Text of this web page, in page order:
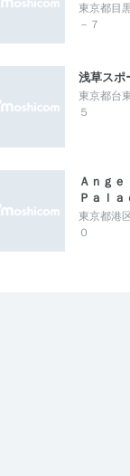
東京都目
－７
浅草スポ
東京都台
５
Ａｎｇｅ
Ｐａｌ
東京都港
０